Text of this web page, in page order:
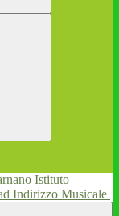
Istituto
Indirizzo Musicale